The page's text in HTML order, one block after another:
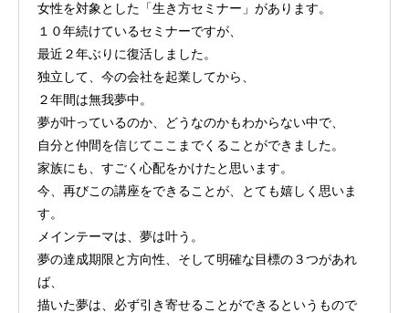
女性を対象とした「生き方セミナー」があります。
１０年続けているセミナーですが、
最近２年ぶりに復活しました。
独立して、今の会社を起業してから、
２年間は無我夢中。
夢が叶っているのか、どうなのかもわからない中で、
自分と仲間を信じてここまでくることができました。
家族にも、すごく心配をかけたと思います。
今、再びこの講座をできることが、とても嬉しく思いま
す。
メインテーマは、夢は叶う。
夢の達成期限と方向性、そして明確な目標の３つがあれ
ば、
描いた夢は、必ず引き寄せることができるというもので